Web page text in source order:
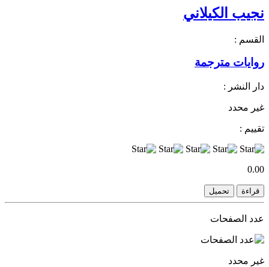
نجيب الكيلاني
القسم :
روايات مترجمة
دار النشر :
غير محدد
تقييم :
0.00
قراءة تحميل
عدد الصفحات
غير محدد